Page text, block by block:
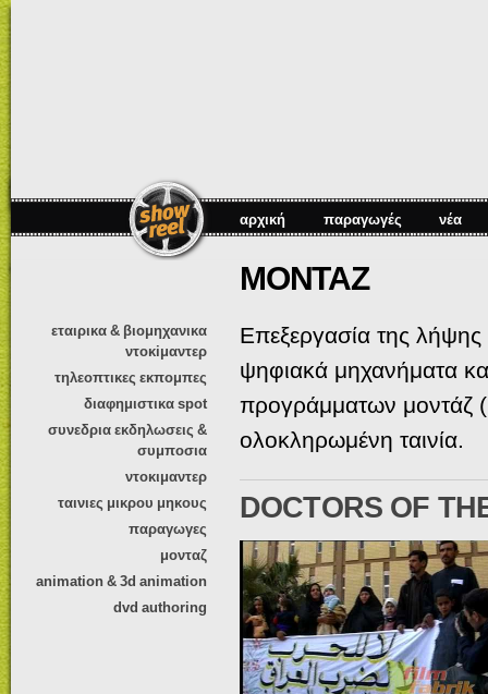
αρχική παραγωγές νέα
εταιρικα & βιομηχανικα
ντοκiμαντερ
τηλεοπτικες εκπομπες
διαφημιστικα spot
συνεδρια εκδηλωσεις &
συμποσια
ντοκιμαντερ
ταινιες μικρου μηκους
παραγωγες
μονταζ
animation & 3d animation
dvd authoring
ΜΟΝΤΑΖ
Επεξεργασία της
ψηφιακά μηχανήματα
προγράμματων μοντάζ
ολοκληρωμένη ταινία.
DOCTORS OF